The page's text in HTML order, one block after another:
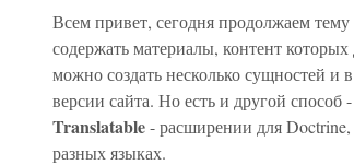
Всем привет, сегодня продолжаем тему
содержать материалы, контент
можно создать несколько сущностей и
версии сайта. Но есть и другой способ -
Translatable- расширении для
разных языках.